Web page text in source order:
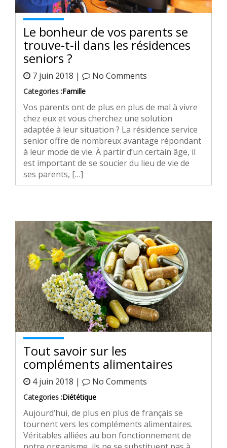
Le bonheur de vos parents se
trouve-t-il dans les résidences
seniors ?
7 juin 2018 | No Comments
Categories :Famille
Vos parents ont de plus en plus de mal à vivre
chez eux et vous cherchez une solution
adaptée à leur situation ? La résidence service
senior offre de nombreux avantage répondant
à leur mode de vie. À partir d’un certain âge, il
est important de se soucier du lieu de vie de
ses parents, […]
Tout savoir sur les
compléments alimentaires
4 juin 2018 | No Comments
Categories :Diététique
Aujourd’hui, de plus en plus de français se
tournent vers les compléments alimentaires.
Véritables alliées au bon fonctionnement de